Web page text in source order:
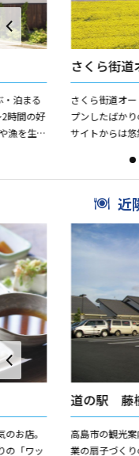
泊まる
時間の好
漁を生業
さくら街
さくら街道オ
プンしたばか
サイトからは
ポーツや、レ
近
お店。
の「ワッ
道の駅 藤
高島市の観光
業の扇子づく